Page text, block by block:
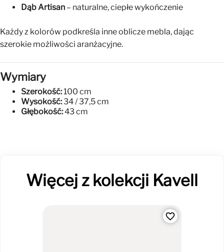
Dąb Artisan – naturalne, ciepłe wykończenie
Każdy z kolorów podkreśla inne oblicze mebla, dając
szerokie możliwości aranżacyjne.
Wymiary
Szerokość:100 cm
Wysokość:34 / 37,5 cm
Głębokość:43 cm
Więcej z kolekcji Kavell
favorite_border